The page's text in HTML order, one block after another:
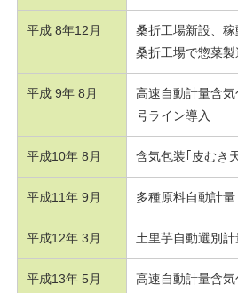
平成 8年12月
桑折工場新設、
桑折工場で惣菜
平成 9年 8月
高速自動計量含
号ライン導入
平成10年 8月 含気包装｢皮むき
平成11年 9月 多種原料自動計
平成12年 3月 土里芋自動選別
平成13年 5月
高速自動計量含